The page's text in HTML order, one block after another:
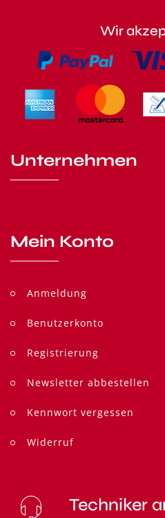
Wir
Unternehmen
Mein Konto
Anmeldung
Benutzerkonto
Registrierung
Newsletter abbestellen
Kennwort vergessen
Widerruf
Techniker